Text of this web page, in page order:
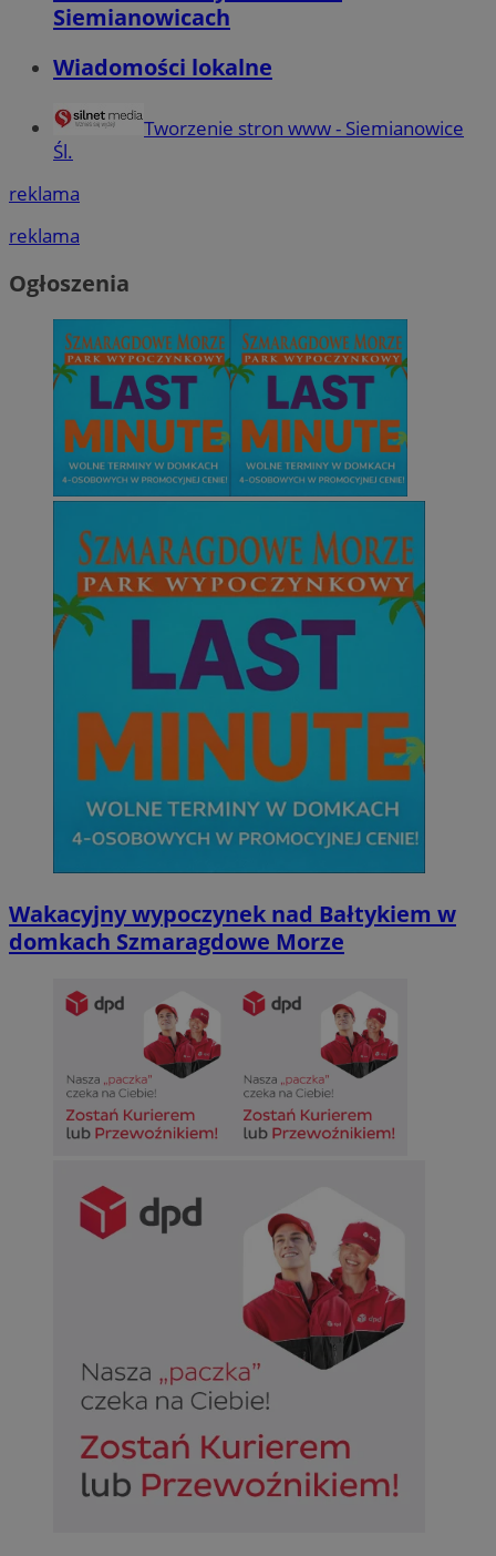
Siemianowicach
Wiadomości lokalne
Tworzenie stron www - Siemianowice
Śl.
reklama
reklama
Ogłoszenia
Wakacyjny wypoczynek nad Bałtykiem w
domkach Szmaragdowe Morze